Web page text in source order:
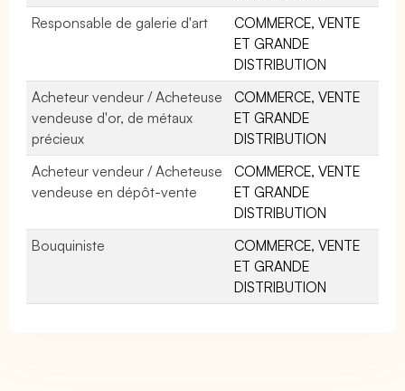
Responsable de galerie d'art
COMMERCE, VENTE
ET GRANDE
DISTRIBUTION
Acheteur vendeur / Acheteuse
vendeuse d'or, de métaux
précieux
COMMERCE, VENTE
ET GRANDE
DISTRIBUTION
Acheteur vendeur / Acheteuse
vendeuse en dépôt-vente
COMMERCE, VENTE
ET GRANDE
DISTRIBUTION
Bouquiniste
COMMERCE, VENTE
ET GRANDE
DISTRIBUTION